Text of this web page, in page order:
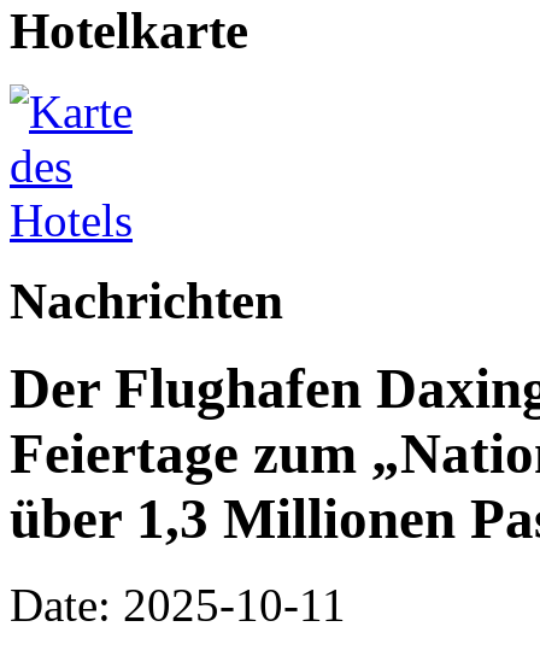
Hotelkarte
Nachrichten
Der Flughafen
Feiertage zum
über 1,3 Millionen
Date: 2025-10-11